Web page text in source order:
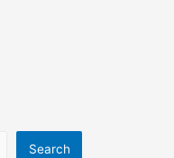
Search